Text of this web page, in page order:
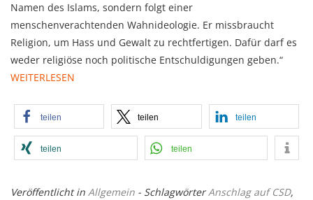
Namen des Islams, sondern folgt einer
menschenverachtenden Wahnideologie. Er missbraucht
Religion, um Hass und Gewalt zu rechtfertigen. Dafür darf es
weder religiöse noch politische Entschuldigungen geben.“
WEITERLESEN
teilen teilen teilen
teilen teilen
Veröffentlicht in Allgemein - SchlagwörterAnschlag auf CSD,